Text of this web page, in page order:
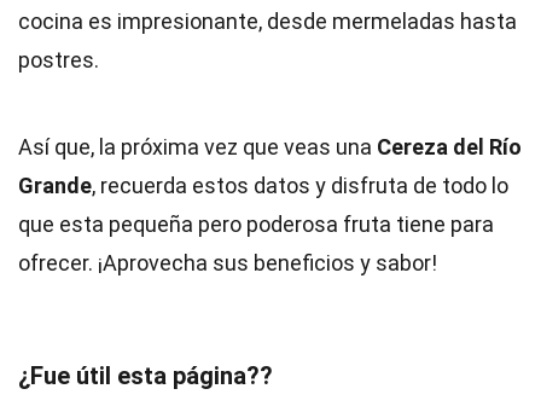
cocina es impresionante, desde mermeladas hasta
postres.
Así que, la próxima vez que veas una Cereza del Río
Grande, recuerda estos datos y disfruta de todo lo
que esta pequeña pero poderosa fruta tiene para
ofrecer. ¡Aprovecha sus beneficios y sabor!
¿Fue útil esta página??